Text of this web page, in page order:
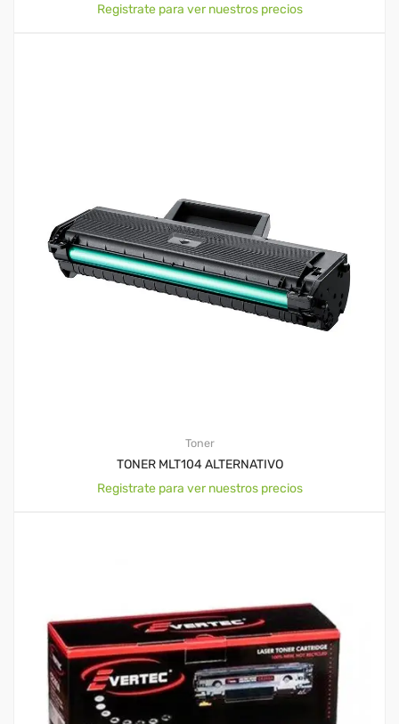
Registrate para ver nuestros precios
Toner
TONER MLT104 ALTERNATIVO
Registrate para ver nuestros precios